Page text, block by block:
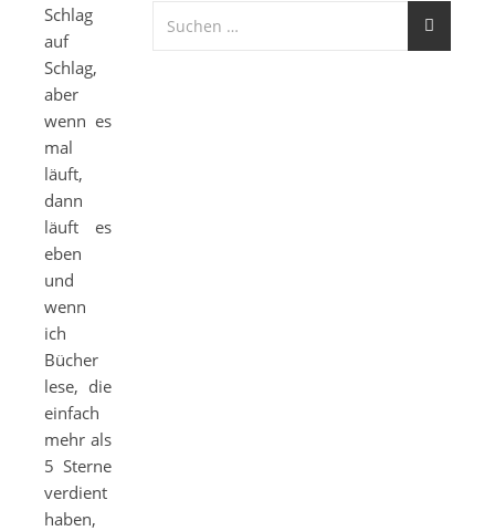
Schlag
auf
Schlag,
aber
wenn es
mal
läuft,
dann
läuft es
eben
und
wenn
ich
Bücher
lese, die
einfach
mehr als
5 Sterne
verdient
haben,